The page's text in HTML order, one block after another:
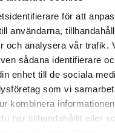
för att
användarna,
och analysera vår trafik.
sådana identifierare
enhet till de sociala
som vi
kombinera
har tillhandahållit eller
ANSVARIG UTGIVARE
Jonas Siljhammar
UPPHOVSRÄTT